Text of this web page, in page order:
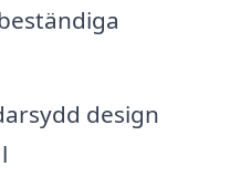
design